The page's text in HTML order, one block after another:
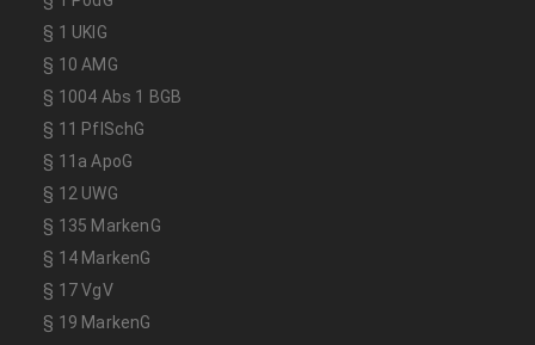
§ 1 UKlG
§ 10 AMG
§ 1004 Abs 1 BGB
§ 11 PflSchG
§ 11a ApoG
§ 12 UWG
§ 135 MarkenG
§ 14 MarkenG
§ 17 VgV
§ 19 MarkenG